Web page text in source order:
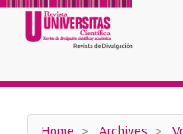
Main
Navigation
Main
Sidebar